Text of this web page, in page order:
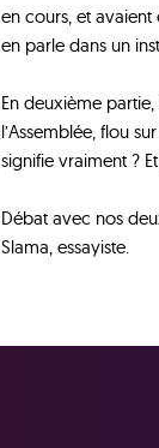
en cours, et avaient
en parle dans un
En deuxième
l’Assemblée, flou
signifie vraiment ?
Débat avec nos
Slama, essayiste.